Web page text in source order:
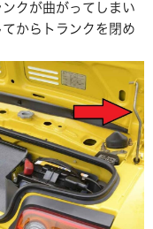
クが曲がってしまい
からトランクを閉め